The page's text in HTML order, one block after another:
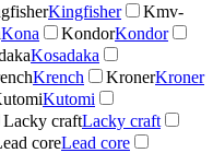
Kingfisher
Kmv-
Kona KondorKondor
Kosadaka
Krench KronerKroner
Kutomi
Lacky craftLacky craft
coreLead core